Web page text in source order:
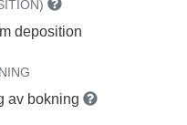
deposition
av bokning